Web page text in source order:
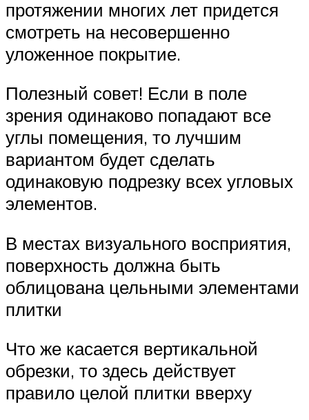
протяжении многих лет придется
смотреть на несовершенно
уложенное покрытие.
Полезный совет! Если в поле
зрения одинаково попадают все
углы помещения, то лучшим
вариантом будет сделать
одинаковую подрезку всех угловых
элементов.
В местах визуального восприятия,
поверхность должна быть
облицована цельными элементами
плитки
Что же касается вертикальной
обрезки, то здесь действует
правило целой плитки вверху